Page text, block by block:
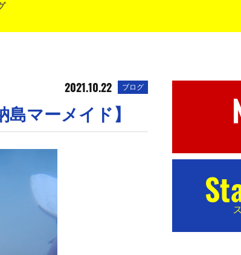
2021.10.22 ブログ
マーメイド】